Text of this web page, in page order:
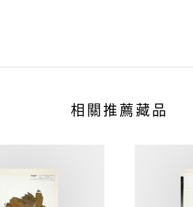
相關推薦藏品